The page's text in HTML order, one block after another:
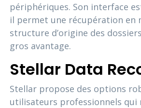
périphériques. Son interface
il permet une récupération en
structure d’origine des
gros avantage.
Stellar Data
Stellar propose des options
utilisateurs professionnels qui